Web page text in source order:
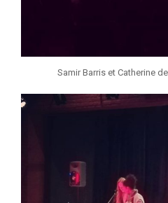
Samir Barris et Catherine